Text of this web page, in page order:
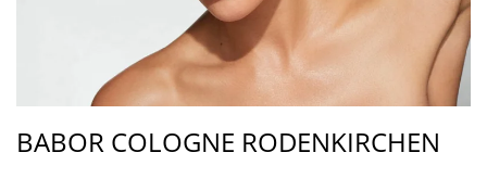
BABOR COLOGNE RODENKIRCHEN